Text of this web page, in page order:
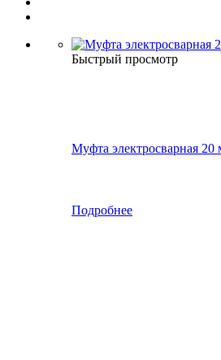
Быстрый просмотр
Муфта электросварная
Подробнее